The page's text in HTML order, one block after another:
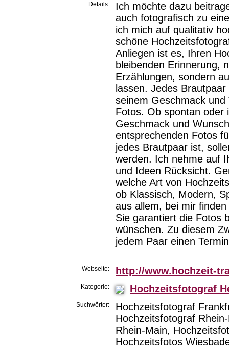
Details:
Ich möchte dazu
auch fotografisch zu
ich mich auf qualitativ
schöne
Anliegen ist es, Ihren
bleibenden Erinnerung,
Erzählungen, sondern
lassen. Jedes
seinem Geschmack
Fotos. Ob spontan oder
Geschmack und
entsprechenden Fotos
jedes Brautpaar ist,
werden. Ich nehme auf
und Ideen Rücksicht.
welche Art von
ob Klassisch, Modern,
aus allem, bei mir
Sie garantiert die Fotos
wünschen. Zu diesem
jedem Paar einen
Webseite: http://www.hochzeit-
Kategorie: Hochzeitsfotograf
Suchwörter:
Hochzeitsfotograf
Hochzeitsfotograf
Rhein-Main,
Hochzeitsfotos